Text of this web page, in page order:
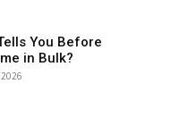
You Before
in Bulk?